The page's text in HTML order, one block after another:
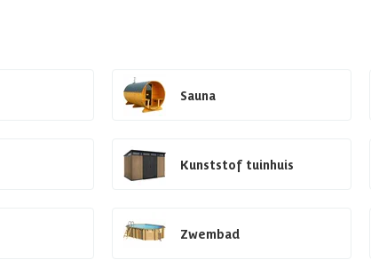
Sauna
Kunststof tuinhuis
Zwembad